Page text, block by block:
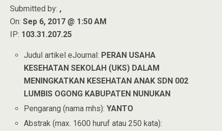
Submitted by: ,
On: Sep 6, 2017 @ 1:50 AM
IP: 103.31.207.25
Judul artikel eJournal: PERAN USAHA
KESEHATAN SEKOLAH (UKS) DALAM
MENINGKATKAN KESEHATAN ANAK SDN 002
LUMBIS OGONG KABUPATEN NUNUKAN
Pengarang (nama mhs):YANTO
Abstrak (max. 1600 huruf atau 250 kata):